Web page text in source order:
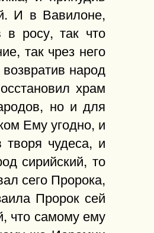
И в Вавилоне,
росу, так что
так чрез него
народ
храм
но и для
Ему угодно, и
чудеса, и
сирийский, то
сего Пророка,
Пророк сей
что самому ему